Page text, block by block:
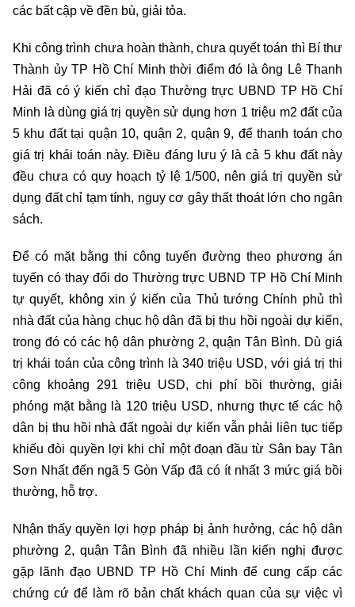
các bất cập về đền bù, giải tỏa.
Khi công trình chưa hoàn thành, chưa quyết toán thì Bí thư
Thành ủy TP Hồ Chí Minh thời điểm đó là ông Lê Thanh
Hải đã có ý kiến chỉ đạo Thường trực UBND TP Hồ Chí
Minh là dùng giá trị quyền sử dụng hơn 1 triệu m2 đất của
5 khu đất tại quận 10, quận 2, quận 9, để thanh toán cho
giá trị khái toán này. Điều đáng lưu ý là cả 5 khu đất này
đều chưa có quy hoạch tỷ lệ 1/500, nên giá trị quyền sử
dụng đất chỉ tạm tính, nguy cơ gây thất thoát lớn cho ngân
sách.
Để có mặt bằng thi công tuyến đường theo phương án
tuyến có thay đổi do Thường trực UBND TP Hồ Chí Minh
tự quyết, không xin ý kiến của Thủ tướng Chính phủ thì
nhà đất của hàng chục hộ dân đã bị thu hồi ngoài dự kiến,
trong đó có các hộ dân phường 2, quận Tân Bình. Dù giá
trị khái toán của công trình là 340 triệu USD, với giá trị thi
công khoảng 291 triệu USD, chi phí bồi thường, giải
phóng mặt bằng là 120 triệu USD, nhưng thực tế các hộ
dân bị thu hồi nhà đất ngoài dự kiến vẫn phải liên tục tiếp
khiếu đòi quyền lợi khi chỉ một đoạn đầu từ Sân bay Tân
Sơn Nhất đến ngã 5 Gòn Vấp đã có ít nhất 3 mức giá bồi
thường, hỗ trợ.
Nhận thấy quyền lợi hợp pháp bị ảnh hưởng, các hộ dân
phường 2, quận Tân Bình đã nhiều lần kiến nghị được
gặp lãnh đạo UBND TP Hồ Chí Minh để cung cấp các
chứng cứ để làm rõ bản chất khách quan của sự việc vì